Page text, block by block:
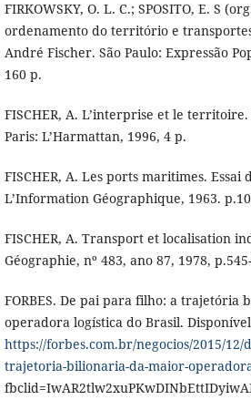
FIRKOWSKY, O. L. C.; SPOSITO, E. S
ordenamento do território e
André Fischer. São Paulo: Expressão
160 p.
FISCHER, A. L’interprise et le territoire.
Paris: L’Harmattan, 1996, 4 p.
FISCHER, A. Les ports maritimes. Essai
L’Information Géographique, 1963.
FISCHER, A. Transport et localisation
Géographie, nº 483, ano 87, 1978,
FORBES. De pai para filho: a trajetória
operadora logística do Brasil.
https://forbes.com.br/negocios/2015/12/
trajetoria-bilionaria-da-maior-